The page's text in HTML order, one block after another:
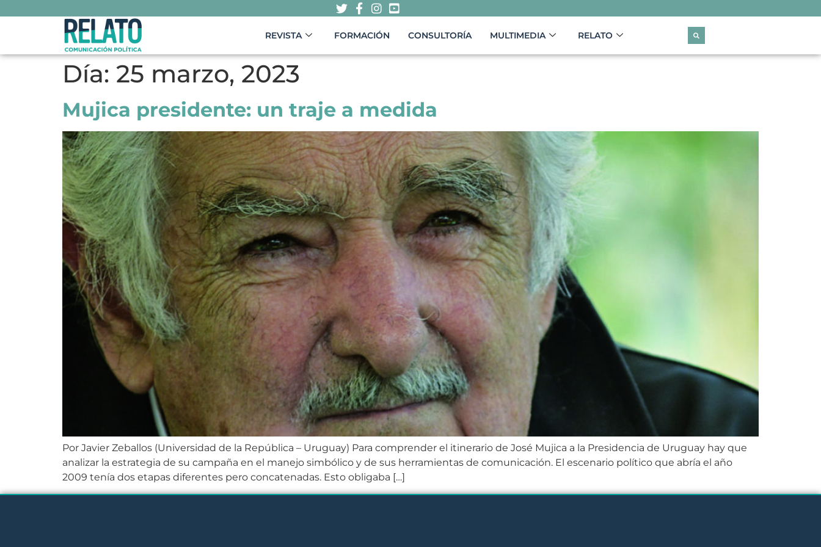
REVISTA FORMACIÓN CONSULTORÍA MULTIMEDIA RELATO
Día: 25 marzo, 2023
Mujica presidente: un traje a medida
Por Javier Zeballos (Universidad de la República – Uruguay) Para comprender el itinerario de José Mujica a la Presidencia de Uruguay hay que
analizar la estrategia de su campaña en el manejo simbólico y de sus herramientas de comunicación. El escenario político que abría el año
2009 tenía dos etapas diferentes pero concatenadas. Esto obligaba […]